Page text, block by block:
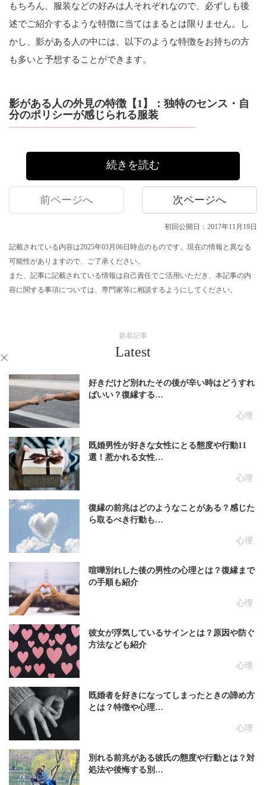
もちろん、服装などの好みは人それぞれなので、必ずしも後
述でご紹介するような特徴に当てはまるとは限りません。し
かし、影がある人の中には、以下のような特徴をお持ちの方
も多いと予想することができます。
影がある人の外見の特徴【1】：独特のセンス・自
分のポリシーが感じられる服装
続きを読む
前ページへ 次ページへ
初回公開日：2017年11月19日
記載されている内容は2025年03月06日時点のものです。現在の情報と異なる
可能性がありますので、ご了承ください。
また、記事に記載されている情報は自己責任でご活用いただき、本記事の内
容に関する事項については、専門家等に相談するようにしてください。
新着記事
Latest
心理
好きだけど別れたその後が辛い時はどうすれ
ばいい？復縁する…
心理
既婚男性が好きな女性にとる態度や行動11
選！惹かれる女性…
心理
復縁の前兆はどのようなことがある？感じた
ら取るべき行動も…
心理
喧嘩別れした後の男性の心理とは？復縁まで
の手順も紹介
心理
彼女が浮気しているサインとは？原因や防ぐ
方法なども紹介
心理
既婚者を好きになってしまったときの諦め方
とは？特徴や心理…
別れる前兆がある彼氏の態度や行動とは？対
処法や後悔する別…